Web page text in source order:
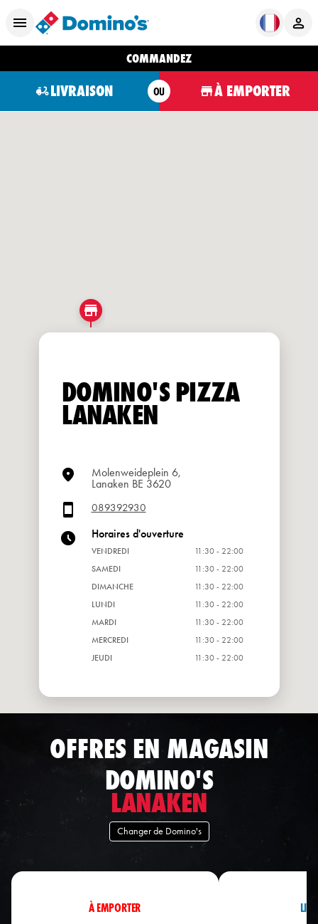
COMMANDEZ
LIVRAISON OU À EMPORTER
DOMINO'S PIZZA
LANAKEN
Molenweideplein 6,
Lanaken BE 3620
089392930
Horaires d'ouverture
VENDREDI
11:30 - 22:00
SAMEDI
11:30 - 22:00
DIMANCHE
11:30 - 22:00
LUNDI
11:30 - 22:00
MARDI
11:30 - 22:00
MERCREDI
11:30 - 22:00
JEUDI
11:30 - 22:00
OFFRES EN MAGASIN
DOMINO'S
LANAKEN
Changer de Domino's
À EMPORTER